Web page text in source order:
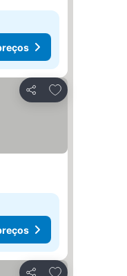
Partilhar
Adicionar aos
Adicionar aos